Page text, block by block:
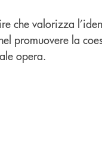
che valorizza
promuovere la
opera.